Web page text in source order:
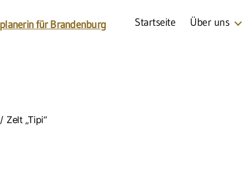
Startseite Über uns
/ Zelt „Tipi“